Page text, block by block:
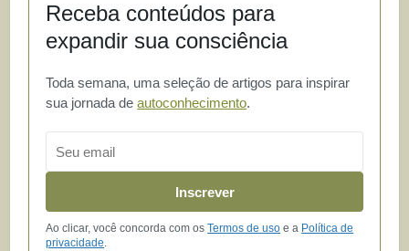
Receba conteúdos para
expandir sua consciência
Toda semana, uma seleção de artigos para inspirar
sua jornada deautoconhecimento.
Inscrever
Ao clicar, você concorda com osTermos de uso e a Política de
privacidade.